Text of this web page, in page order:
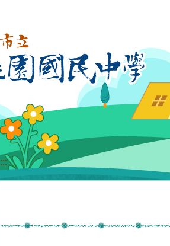
:::